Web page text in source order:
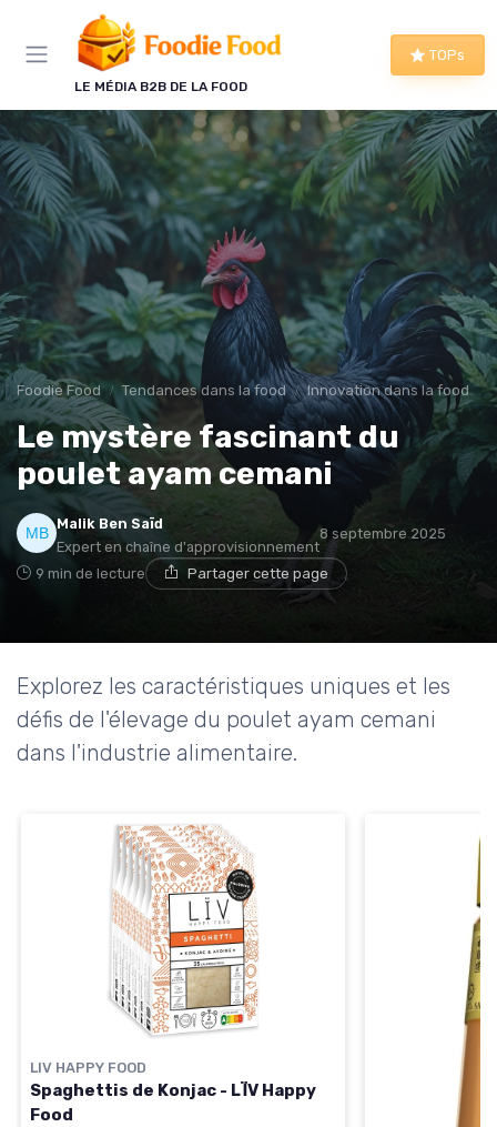
LE MÉDIA B2B DE LA FOOD
TOPs
Foodie Food Tendances dans la food Innovation dans la food
Le mystère fascinant du
poulet ayam cemani
Malik Ben Saïd
Expert en chaîne d'approvisionnement
8 septembre 2025
9 min de lecture Partager cette page
Explorez les caractéristiques uniques et les
défis de l'élevage du poulet ayam cemani
dans l'industrie alimentaire.
LIV HAPPY FOOD
Spaghettis de Konjac - LÏV Happy
Food
Panneau de gestion des cookies